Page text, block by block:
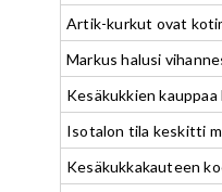
Artik-kurkut ovat
Markus halusi
Kesäkukkien
Isotalon tila keskitti
Kesäkukkakauteen